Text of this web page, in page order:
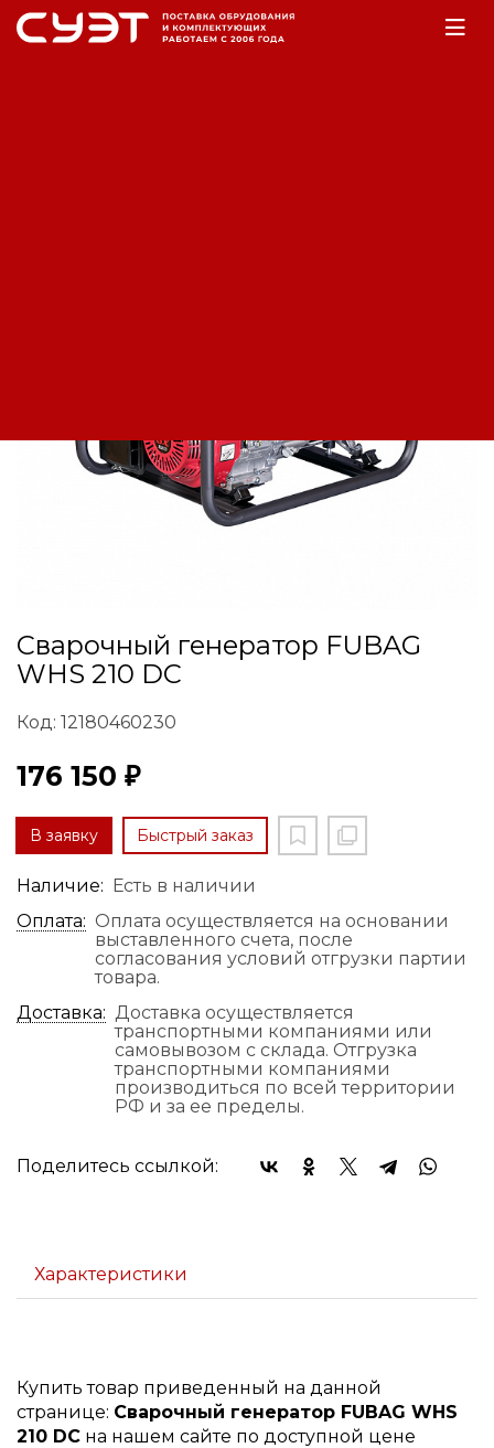
Сварочный генератор FUBAG
WHS 210 DC
Код: 12180460230
176 150 ₽
В заявку Быстрый заказ
Наличие: Есть в наличии
Оплата: Оплата осуществляется на основании
выставленного счета, после
согласования условий отгрузки партии
товара.
Доставка: Доставка осуществляется
транспортными компаниями или
самовывозом с склада. Отгрузка
транспортными компаниями
производиться по всей территории
РФ и за ее пределы.
Поделитесь ссылкой:
Характеристики
Купить товар приведенный на данной
странице: Сварочный генератор FUBAG WHS
210 DC на нашем сайте по доступной цене